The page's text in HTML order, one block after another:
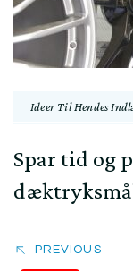
Ideer Til Hendes
Spar tid og
PREVIOUS